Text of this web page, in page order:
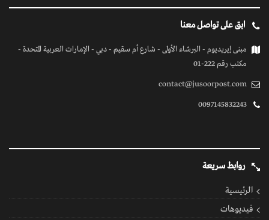
ابق على تواصل معنا
مبنى إيريديوم - البرشاء الأولى - شارع أم سقيم - دبي - الإمارات العربية المتحدة -
مكتب رقم 222-01
contact@jusoorpost.com
0097145832243
روابط سريعة
الرئيسية
فيديوهات